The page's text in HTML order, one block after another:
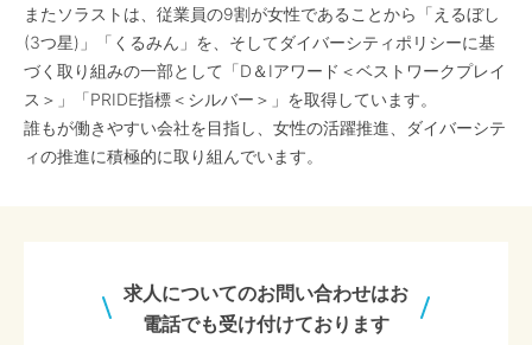
またソラストは、従業員の9割が女性であることから「えるぼし
(3つ星)」「くるみん」を、そしてダイバーシティポリシーに基
づく取り組みの一部として「D＆Iアワード＜ベストワークプレイ
ス＞」「PRIDE指標＜シルバー＞」を取得しています。
誰もが働きやすい会社を目指し、女性の活躍推進、ダイバーシテ
ィの推進に積極的に取り組んでいます。
求人についてのお問い合わせはお
電話でも受け付けております